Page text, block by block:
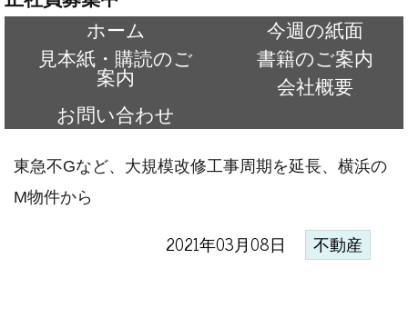
ホーム
今週の紙面
見本紙・購読のご
案内
書籍のご案内
会社概要
お問い合わせ
東急不Gなど、大規模改修工事周期を延長、横浜の
M物件から
2021年03月08日 不動産